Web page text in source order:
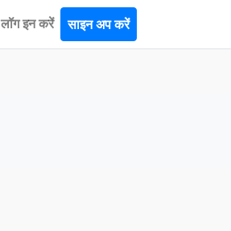
लॉग इन करें साइन अप करें